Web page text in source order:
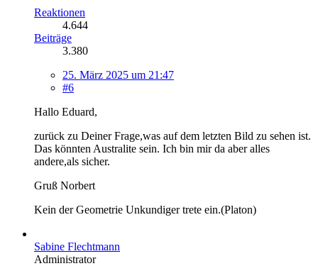
Reaktionen
4.644
Beiträge
3.380
25. März 2025 um 21:47
#6
Hallo Eduard,
zurück zu Deiner Frage,was auf dem letzten Bild zu sehen ist.
Das könnten Australite sein. Ich bin mir da aber alles
andere,als sicher.
Gruß Norbert
Kein der Geometrie Unkundiger trete ein.(Platon)
Sabine Flechtmann
Administrator